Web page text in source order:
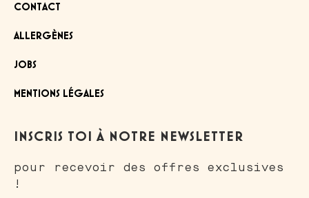
CONTACT
ALLERGÈNES
JOBS
MENTIONS LÉGALES
INSCRIS TOI À NOTRE NEWSLETTER
pour recevoir des offres exclusives
!